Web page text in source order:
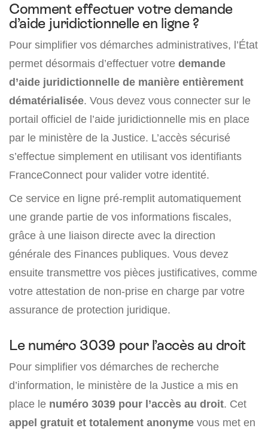
Comment effectuer votre demande
d’aide juridictionnelle en ligne ?
Pour simplifier vos démarches administratives, l’État
permet désormais d’effectuer votre demande
d’aide juridictionnelle de manière entièrement
dématérialisée. Vous devez vous connecter sur le
portail officiel de l’aide juridictionnelle mis en place
par le ministère de la Justice. L’accès sécurisé
s’effectue simplement en utilisant vos identifiants
FranceConnect pour valider votre identité.
Ce service en ligne pré-remplit automatiquement
une grande partie de vos informations fiscales,
grâce à une liaison directe avec la direction
générale des Finances publiques. Vous devez
ensuite transmettre vos pièces justificatives, comme
votre attestation de non-prise en charge par votre
assurance de protection juridique.
Le numéro 3039 pour l’accès au droit
Pour simplifier vos démarches de recherche
d’information, le ministère de la Justice a mis en
place le numéro 3039 pour l’accès au droit. Cet
appel gratuit et totalement anonyme vous met en